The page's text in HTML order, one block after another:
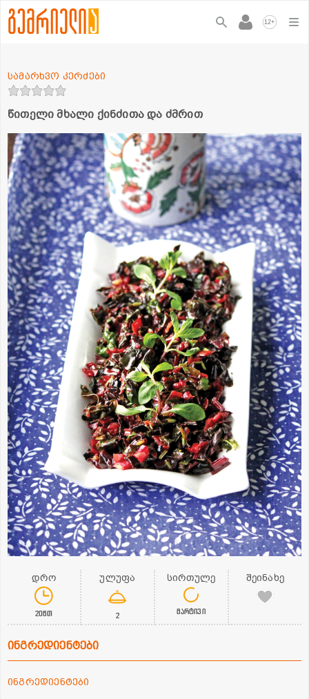
12+
წითელი მხალი ქინძითა და ძმრით
სამარხვო კერძები
დრო
20წთ
ულუფა
2
სირთულე
მარტივი
შეინახე
ინგრედიენტები
ინგრედიენტები